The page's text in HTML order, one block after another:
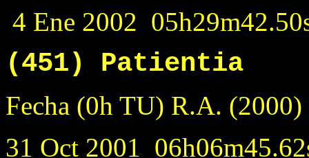
4 Ene 2002
(451) Patientia
Fecha (0h TU) R.A.
31 Oct 2001